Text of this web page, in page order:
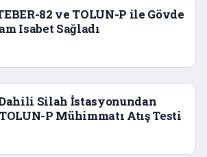
82 ve TOLUN-P ile Gövde
Isabet Sağladı
Silah İstasyonundan
P Mühimmatı Atış Testi